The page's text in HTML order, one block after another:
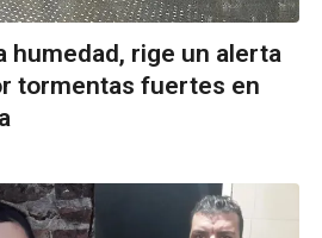
humedad, rige un alerta
tormentas fuertes en